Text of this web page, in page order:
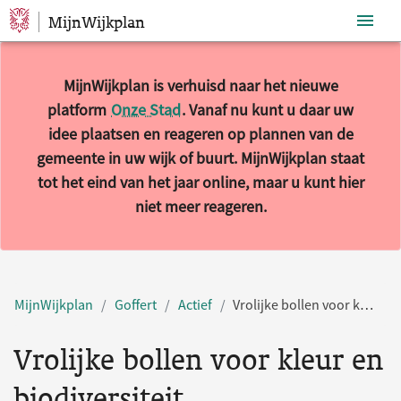
Sla navigatie over
MijnWijkplan
MijnWijkplan is verhuisd naar het nieuwe
platform Onze Stad. Vanaf nu kunt u daar uw
idee plaatsen en reageren op plannen van de
gemeente in uw wijk of buurt. MijnWijkplan staat
tot het eind van het jaar online, maar u kunt hier
niet meer reageren.
MijnWijkplan Goffert Actief Vrolijke bollen voor kleur en biodiversiteit
Vrolijke bollen voor kleur en